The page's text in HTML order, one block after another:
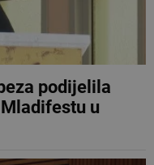
podijelila
u